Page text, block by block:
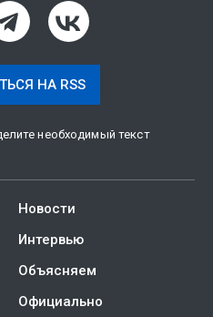
НА RSS
необходимый текст
Новости
Интервью
Объясняем
Официально